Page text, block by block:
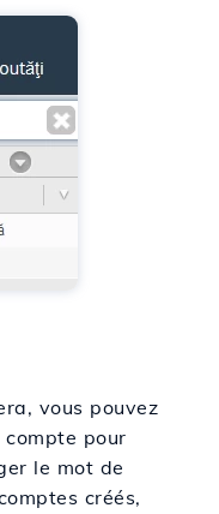
vous pouvez
pour
le mot de
créés,